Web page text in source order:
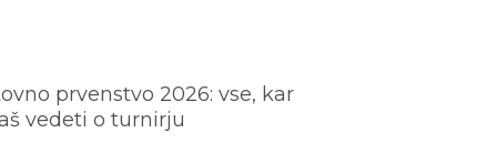
prvenstvo 2026: vse, kar
vedeti o turnirju